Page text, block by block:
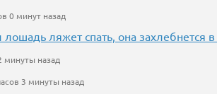
0 минут назад
ляжет спать, она захлебнется в
минуты назад
3 минуты назад